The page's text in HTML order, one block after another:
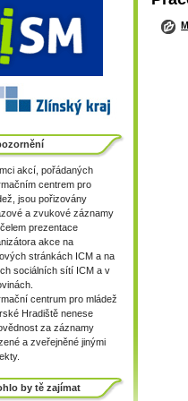
akcí, pořádaných
centrem pro
jsou pořizovány
a zvukové záznamy
prezentace
akce na
stránkách ICM a na
sociálních sítí ICM a v
centrum pro mládež
Hradiště nenese
za záznamy
a zveřejněné jinými
by tě zajímat